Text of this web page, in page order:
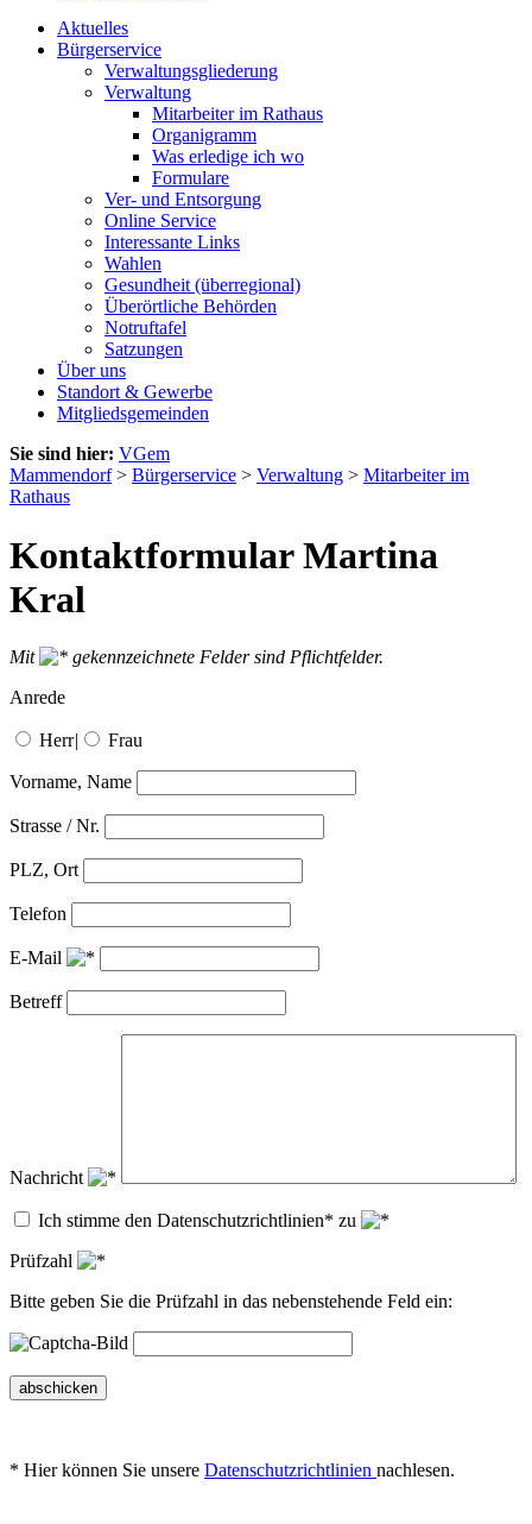
Aktuelles
Bürgerservice
Verwaltungsgliederung
Verwaltung
Mitarbeiter im Rathaus
Organigramm
Was erledige ich wo
Formulare
Ver- und Entsorgung
Online Service
Interessante Links
Wahlen
Gesundheit (überregional)
Überörtliche Behörden
Notruftafel
Satzungen
Über uns
Standort & Gewerbe
Mitgliedsgemeinden
Sie sind hier: VGem
Mammendorf> Bürgerservice > Verwaltung > Mitarbeiter im
Rathaus
Kontaktformular Martina
Kral
Mit
gekennzeichnete Felder sind Pflichtfelder.
Anrede
Herr| Frau
Vorname, Name
Strasse / Nr.
PLZ, Ort
Telefon
E-Mail
Betreff
Nachricht
Ich stimme den Datenschutzrichtlinien* zu
Prüfzahl
Bitte geben Sie die Prüfzahl in das nebenstehende Feld ein:
abschicken
* Hier können Sie unsere Datenschutzrichtlinien nachlesen.